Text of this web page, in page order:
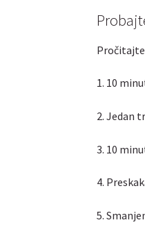
Pročitajte
1. 10
2. Jedan
3. 10
4.
5.